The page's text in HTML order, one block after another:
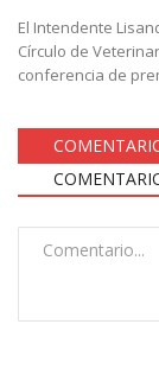
El Intendente
Círculo de
conferencia de